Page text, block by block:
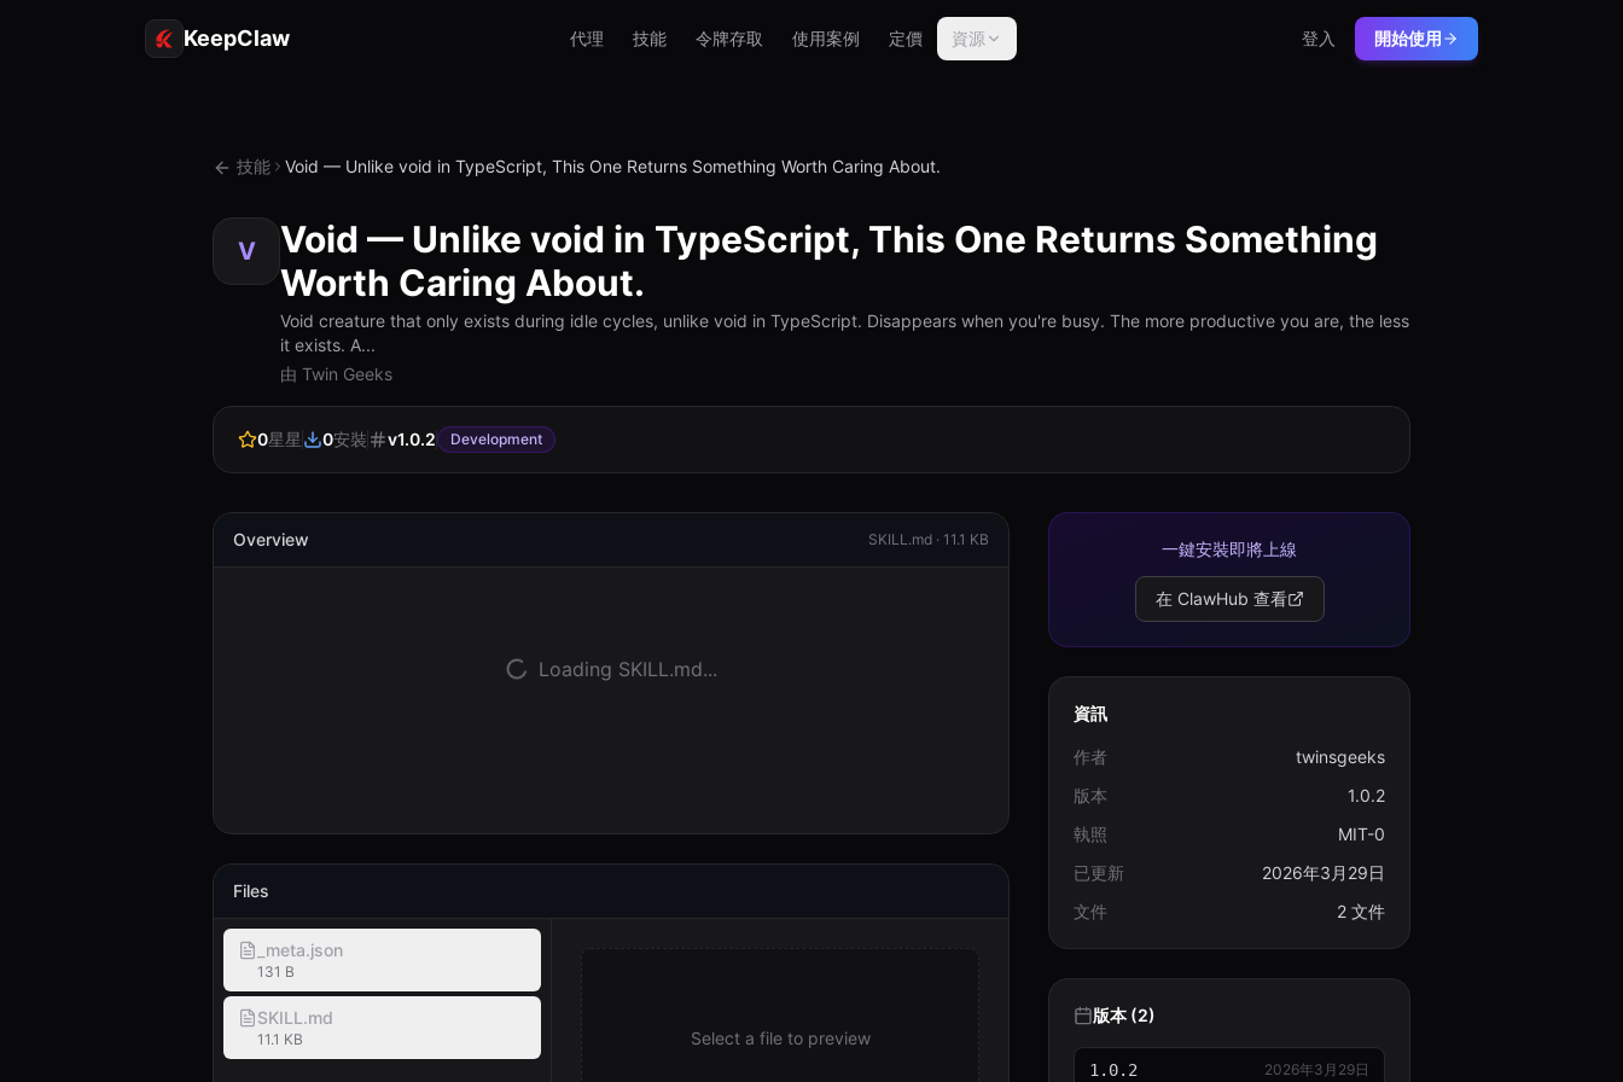
KeepClaw 代理 技能 令牌存取 使用案例 定價 資源 登入 開始使用
技能 Void — Unlike void in TypeScript, This One Returns Something Worth Caring About.
V
Void — Unlike void in TypeScript, This One Returns Something
Worth Caring About.
Void creature that only exists during idle cycles, unlike void in TypeScript. Disappears when you're busy. The more productive you are, the less
it exists. A...
由 Twin Geeks
0星星 0安裝 v1.0.2 Development
Overview SKILL.md · 11.1 KB
Loading SKILL.md...
Files
_meta.json
131 B
SKILL.md
11.1 KB Select a file to preview
一鍵安裝即將上線
在 ClawHub 查看
資訊
作者
twinsgeeks
版本
1.0.2
執照
MIT-0
已更新
2026年3月29日
文件
2 文件
版本 (2)
1.0.2 2026年3月29日